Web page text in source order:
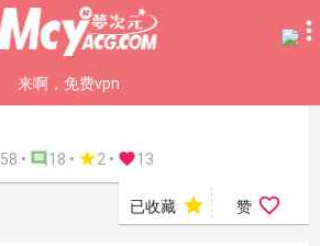
来啊，免费vpn
•  18 • 2• 13
已收藏  赞 